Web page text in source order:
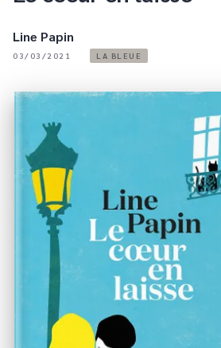
Line Papin
03/03/2021 LA BLEUE